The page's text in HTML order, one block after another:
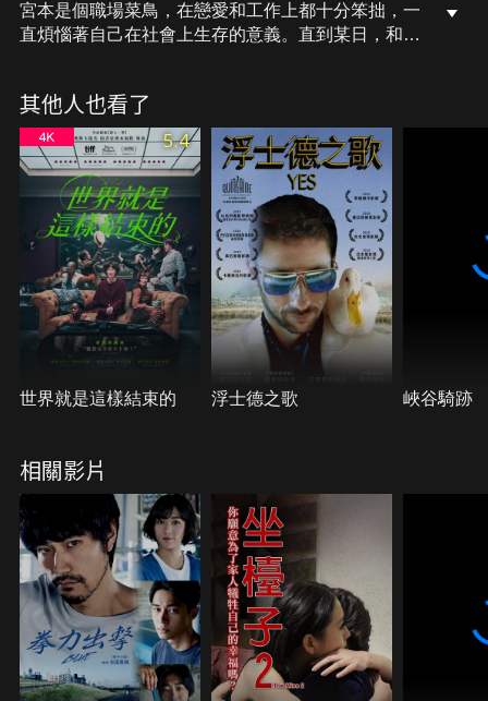
宮本是個職場菜鳥，在戀愛和工作上都十分笨拙，一
直煩惱著自己在社會上生存的意義。直到某日，和靖
了他們，讓靖子和宮本的關係降到了冰點，宮本要如
何做才能鞏固這份得來不易的愛情呢？
其他人也看了
5.4
世界就是這樣結束的 浮士德之歌 峽谷騎跡
相關影片